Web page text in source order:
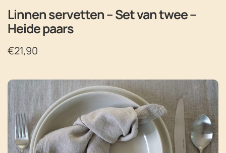
Linnen servetten – Set van twee –
Heide paars
€21,90